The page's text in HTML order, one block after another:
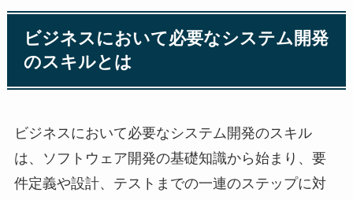
ビジネスにおいて必要なシステム開発
のスキルとは
ビジネスにおいて必要なシステム開発のスキル
は、ソフトウェア開発の基礎知識から始まり、要
件定義や設計、テストまでの一連のステップに対